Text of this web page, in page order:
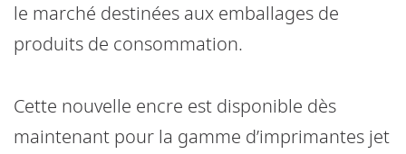
le marché destinées aux emballages de
produits de consommation.
Cette nouvelle encre est disponible dès
maintenant pour la gamme d’imprimantes jet